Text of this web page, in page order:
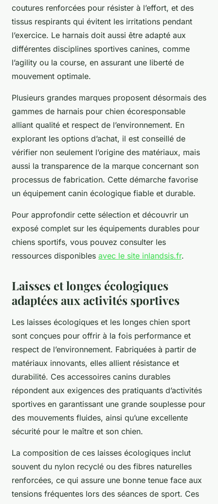
coutures renforcées pour résister à l’effort, et des
tissus respirants qui évitent les irritations pendant
l’exercice. Le harnais doit aussi être adapté aux
différentes disciplines sportives canines, comme
l’agility ou la course, en assurant une liberté de
mouvement optimale.
Plusieurs grandes marques proposent désormais des
gammes de harnais pour chien écoresponsable
alliant qualité et respect de l’environnement. En
explorant les options d’achat, il est conseillé de
vérifier non seulement l’origine des matériaux, mais
aussi la transparence de la marque concernant son
processus de fabrication. Cette démarche favorise
un équipement canin écologique fiable et durable.
Pour approfondir cette sélection et découvrir un
exposé complet sur les équipements durables pour
chiens sportifs, vous pouvez consulter les
ressources disponibles avec le site inlandsis.fr.
Laisses et longes écologiques
adaptées aux activités sportives
Les laisses écologiques et les longes chien sport
sont conçues pour offrir à la fois performance et
respect de l’environnement. Fabriquées à partir de
matériaux innovants, elles allient résistance et
durabilité. Ces accessoires canins durables
répondent aux exigences des pratiquants d’activités
sportives en garantissant une grande souplesse pour
des mouvements fluides, ainsi qu’une excellente
sécurité pour le maître et son chien.
La composition de ces laisses écologiques inclut
souvent du nylon recyclé ou des fibres naturelles
renforcées, ce qui assure une bonne tenue face aux
tensions fréquentes lors des séances de sport. Ces